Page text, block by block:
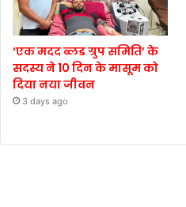
‘एक मदद ब्लड ग्रुप समिति’ के
सदस्य ने 10 दिन के मासूम को
दिया नया जीवन
3 days ago